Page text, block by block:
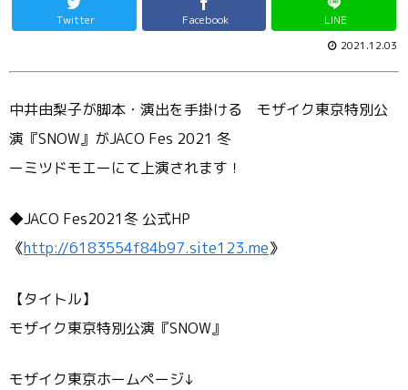
Twitter Facebook LINE
2021.12.03
中井由梨子が脚本・演出を手掛ける モザイク東京特別公
演『SNOW』がJACO Fes 2021 冬
ーミツドモエーにて上演されます！
◆JACO Fes2021冬 公式HP
《http://6183554f84b97.site123.me》
【タイトル】
モザイク東京特別公演『SNOW』
モザイク東京ホームページ↓